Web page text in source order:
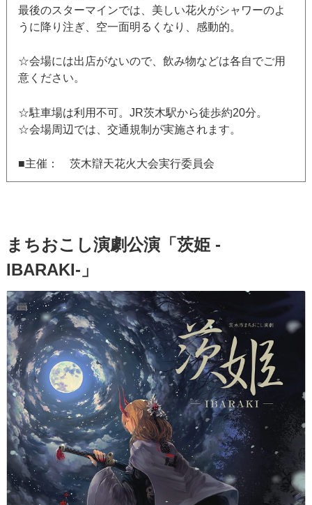
最後のスターマインでは、美しい花火がシャワーのよ
うに降り注ぎ、空一面明るくなり、感動的。
☆会場には出店がないので、飲み物などは各自でご用
意ください。
☆駐車場は利用不可。JR茨木駅から徒歩約20分。
☆会場周辺では、交通規制が実施されます。
■主催： 茨木辯天花火大会実行委員会
まちおこし演劇公演「茨姫 -
IBARAKI-」